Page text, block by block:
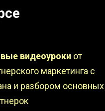
видеоуроки от
маркетинга с
и разбором основных